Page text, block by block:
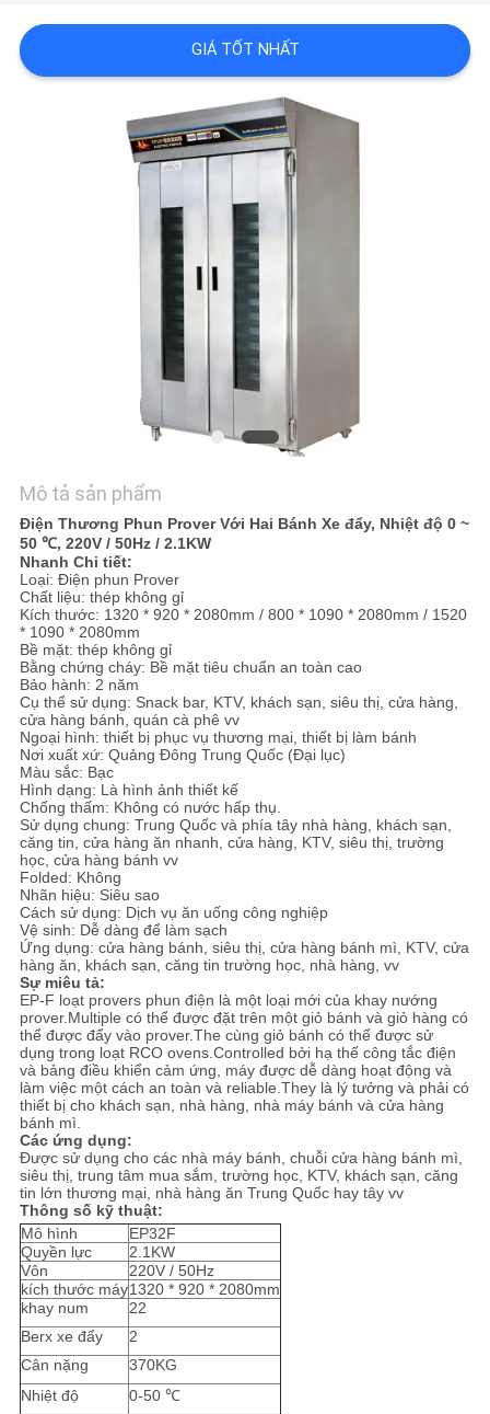
LƯỢNG
VR
SƠ
ĐỒ
TRANG
WEB
PRIVACY
POLICY
GIÁ TỐT NHẤT
Mô tả sản phẩm
Điện Thương Phun Prover Với Hai Bánh Xe đẩy, Nhiệt độ 0 ~
50 ℃, 220V / 50Hz / 2.1KW
Nhanh Chi tiết:
Loại: Điện phun Prover
Chất liệu: thép không gỉ
Kích thước: 1320 * 920 * 2080mm / 800 * 1090 * 2080mm / 1520
* 1090 * 2080mm
Bề mặt: thép không gỉ
Bằng chứng cháy: Bề mặt tiêu chuẩn an toàn cao
Bảo hành: 2 năm
Cụ thể sử dụng: Snack bar, KTV, khách sạn, siêu thị, cửa hàng,
cửa hàng bánh, quán cà phê vv
Ngoại hình: thiết bị phục vụ thương mại, thiết bị làm bánh
Nơi xuất xứ: Quảng Đông Trung Quốc (Đại lục)
Màu sắc: Bạc
Hình dạng: Là hình ảnh thiết kế
Chống thấm: Không có nước hấp thụ.
Sử dụng chung: Trung Quốc và phía tây nhà hàng, khách sạn,
căng tin, cửa hàng ăn nhanh, cửa hàng, KTV, siêu thị, trường
học, cửa hàng bánh vv
Folded: Không
Nhãn hiệu: Siêu sao
Cách sử dụng: Dịch vụ ăn uống công nghiệp
Vệ sinh: Dễ dàng để làm sạch
Ứng dụng: cửa hàng bánh, siêu thị, cửa hàng bánh mì, KTV, cửa
hàng ăn, khách sạn, căng tin trường học, nhà hàng, vv
Sự miêu tả:
EP-F loạt provers phun điện là một loại mới của khay nướng
prover.Multiple có thể được đặt trên một giỏ bánh và giỏ hàng có
thể được đẩy vào prover.The cùng giỏ bánh có thể được sử
dụng trong loạt RCO ovens.Controlled bởi hạ thế công tắc điện
và bảng điều khiển cảm ứng, máy được dễ dàng hoạt động và
làm việc một cách an toàn và reliable.They là lý tưởng và phải có
thiết bị cho khách sạn, nhà hàng, nhà máy bánh và cửa hàng
bánh mì.
Các ứng dụng:
Được sử dụng cho các nhà máy bánh, chuỗi cửa hàng bánh mì,
siêu thị, trung tâm mua sắm, trường học, KTV, khách sạn, căng
tin lớn thương mại, nhà hàng ăn Trung Quốc hay tây vv
Thông số kỹ thuật:
Mô hình
EP32F
Quyền lực
2.1KW
Vôn
220V / 50Hz
kích thước máy1320 * 920 * 2080mm
khay num
22
Berx xe đẩy
2
Cân nặng
370KG
Nhiệt độ
0-50 ℃